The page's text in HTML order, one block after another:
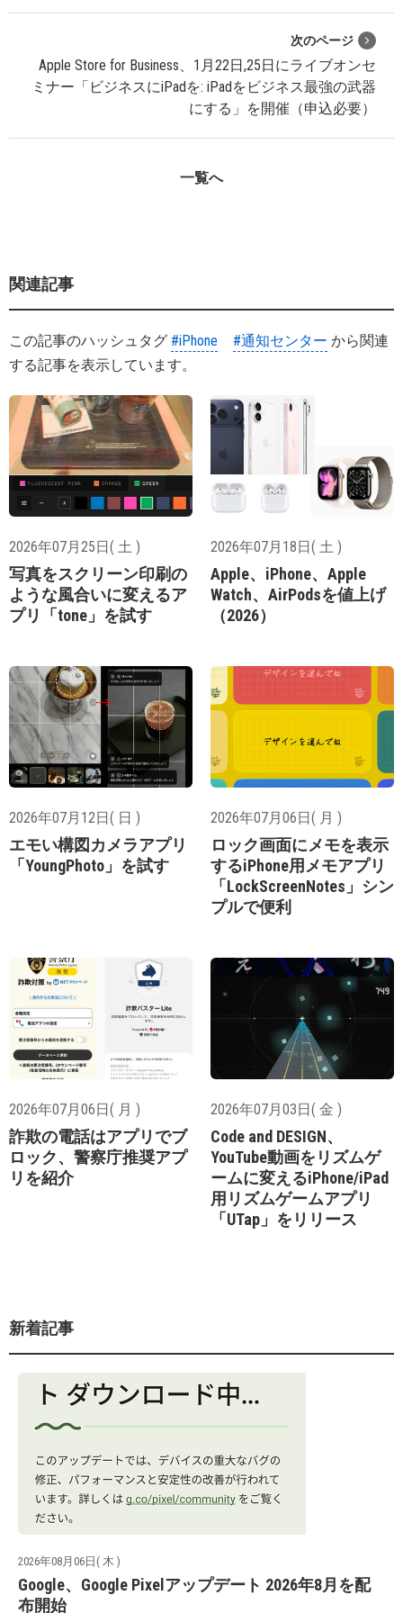
次のページ
Apple Store for Business、1月22日,25日にライブオンセ
ミナー「ビジネスにiPadを: iPadをビジネス最強の武器
にする」を開催（申込必要）
一覧へ
関連記事
この記事のハッシュタグ #iPhone #通知センター から関連
する記事を表示しています。
2026年07月25日( 土 )
写真をスクリーン印刷の
ような風合いに変えるア
プリ「tone」を試す
2026年07月18日( 土 )
Apple、iPhone、Apple
Watch、AirPodsを値上げ
（2026）
2026年07月12日( 日 )
エモい構図カメラアプリ
「YoungPhoto」を試す
2026年07月06日( 月 )
ロック画面にメモを表示
するiPhone用メモアプリ
「LockScreenNotes」シン
プルで便利
2026年07月06日( 月 )
詐欺の電話はアプリでブ
ロック、警察庁推奨アプ
リを紹介
2026年07月03日( 金 )
Code and DESIGN、
YouTube動画をリズムゲ
ームに変えるiPhone/iPad
用リズムゲームアプリ
「UTap」をリリース
新着記事
2026年08月06日( 木 )
Google、Google Pixelアップデート 2026年8月を配
布開始